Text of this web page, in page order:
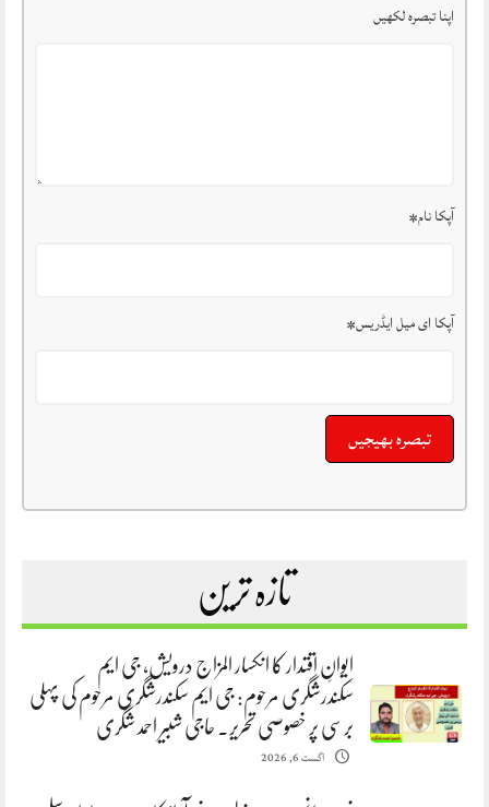
اپنا تبصرہ لکھیں
آپکا نام*
آپکا ای میل ایڈریس*
تازہ ترین
ایوانِ اقتدار کا انکسار المزاج درویش، جی ایم
سکندرشگری مرحوم: جی ایم سکندرشگری مرحوم کی پہلی
برسی پر خصوصی تحریر. حاجی شبیر احمد شگری
اگست 6, 2026